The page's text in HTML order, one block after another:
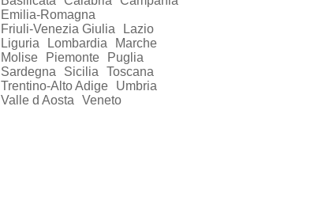
Emilia-Romagna
Friuli-Venezia Giulia
Lazio
Liguria
Lombardia
Marche
Molise
Piemonte
Puglia
Sardegna
Sicilia
Toscana
Trentino-Alto Adige
Umbria
Valle d Aosta
Veneto